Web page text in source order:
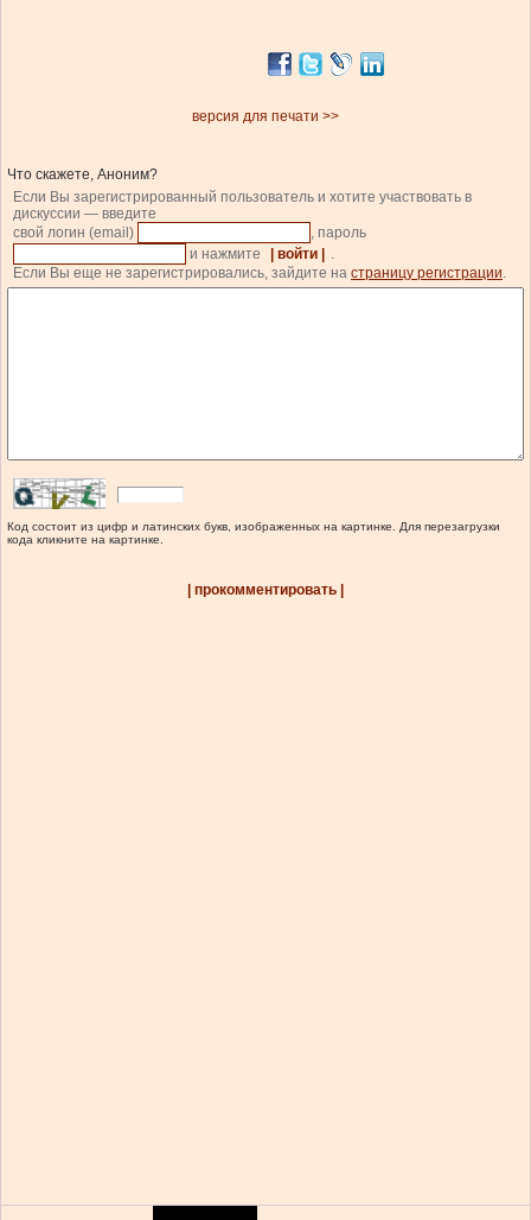
версия для печати >>
Что скажете, Аноним?
Если Вы зарегистрированный пользователь и хотите участвовать в
дискуссии — введите
свой логин (email)
, пароль
и нажмите
| войти |
.
Если Вы еще не зарегистрировались, зайдите на страницу регистрации.
Код состоит из цифр и латинских букв, изображенных на картинке. Для перезагрузки
кода кликните на картинке.
| прокомментировать |